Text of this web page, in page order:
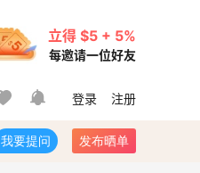
立得 $5 + 5%
每邀请一位好友
登录 注册
我要提问 发布晒单